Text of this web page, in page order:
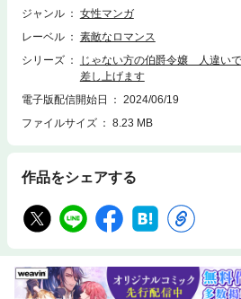
たけど、“ルゼット”に本気なローレスから
ジャンル
女性マンガ
レーベル
素敵なロマンス
シリーズ
じゃない方の伯爵令嬢 人違い
差し上げます
電子版配信開始日
2024/06/19
ファイルサイズ
8.23 MB
作品をシェアする